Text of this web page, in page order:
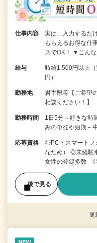
仕事内容
実は…入力するだ
もらえるお得な仕
スでOK！ ▼こん
給与
時給1,500円以上
円）
勤務地
岩手県等【ご希望
相談ください！】
勤務時間
1日5分～好きな時
みの単発や短期～
応募資格
◎PC・スマートフ
なため） ◎未経験
女性の登録多数
後で見る
更